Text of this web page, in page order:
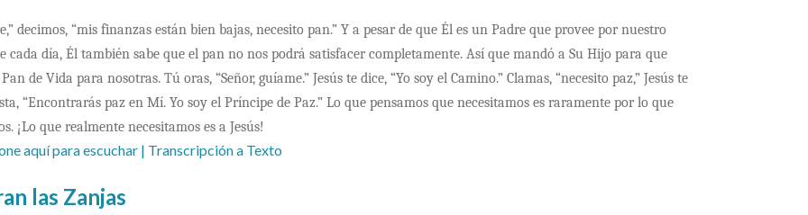
decimos, “mis finanzas están bien bajas, necesito pan.” Y a pesar de que Él es un Padre que provee por nuestro
cada día, Él también sabe que el pan no nos podrá satisfacer completamente. Así que mandó a Su Hijo para que
de Vida para nosotras. Tú oras, “Señor, guíame.” Jesús te dice, “Yo soy el Camino.” Clamas, “necesito paz,” Jesús te
“Encontrarás paz en Mí. Yo soy el Príncipe de Paz.” Lo que pensamos que necesitamos es raramente por lo que
¡Lo que realmente necesitamos es a Jesús!
aquí para escuchar | Transcripción a Texto
las Zanjas